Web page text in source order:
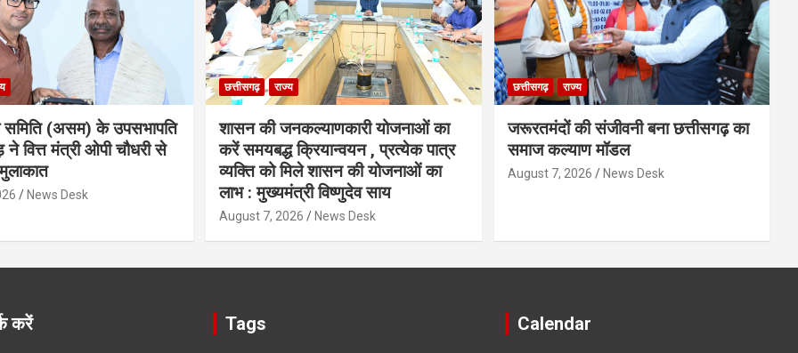
समिति (असम) के उपसभापति
ने वित्त मंत्री ओपी चौधरी से
News Desk
छत्तीसगढ़ राज्य
शासन की जनकल्याणकारी योजनाओं का
करें समयबद्ध क्रियान्वयन , प्रत्येक पात्र
व्यक्ति को मिले शासन की योजनाओं का
लाभ : मुख्यमंत्री विष्णुदेव साय
August 7, 2026 News Desk
छत्तीसगढ़ राज्य
जरूरतमंदों की संजीवनी बना छत्तीसगढ़ का
समाज कल्याण मॉडल
August 7, 2026 News Desk
करें Tags Calendar